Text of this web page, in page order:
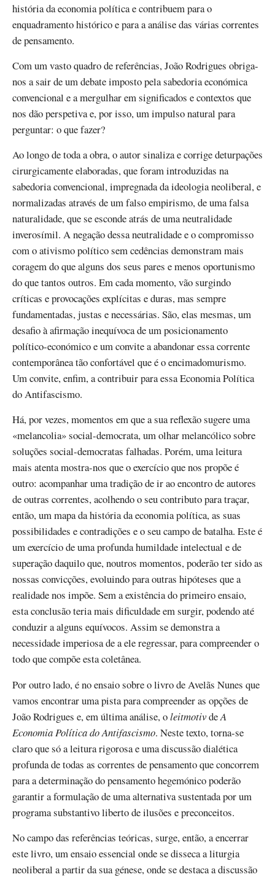
história da economia política e contribuem para o
enquadramento histórico e para a análise das várias correntes
de pensamento.
Com um vasto quadro de referências, João Rodrigues obriga-
nos a sair de um debate imposto pela sabedoria económica
convencional e a mergulhar em significados e contextos que
nos dão perspetiva e, por isso, um impulso natural para
perguntar: o que fazer?
Ao longo de toda a obra, o autor sinaliza e corrige deturpações
cirurgicamente elaboradas, que foram introduzidas na
sabedoria convencional, impregnada da ideologia neoliberal, e
normalizadas através de um falso empirismo, de uma falsa
naturalidade, que se esconde atrás de uma neutralidade
inverosímil. A negação dessa neutralidade e o compromisso
com o ativismo político sem cedências demonstram mais
coragem do que alguns dos seus pares e menos oportunismo
do que tantos outros. Em cada momento, vão surgindo
críticas e provocações explícitas e duras, mas sempre
fundamentadas, justas e necessárias. São, elas mesmas, um
desafio à afirmação inequívoca de um posicionamento
político-económico e um convite a abandonar essa corrente
contemporânea tão confortável que é o encimadomurismo.
Um convite, enfim, a contribuir para essa Economia Política
do Antifascismo.
Há, por vezes, momentos em que a sua reflexão sugere uma
«melancolia» social-democrata, um olhar melancólico sobre
soluções social-democratas falhadas. Porém, uma leitura
mais atenta mostra-nos que o exercício que nos propõe é
outro: acompanhar uma tradição de ir ao encontro de autores
de outras correntes, acolhendo o seu contributo para traçar,
então, um mapa da história da economia política, as suas
possibilidades e contradições e o seu campo de batalha. Este é
um exercício de uma profunda humildade intelectual e de
superação daquilo que, noutros momentos, poderão ter sido as
nossas convicções, evoluindo para outras hipóteses que a
realidade nos impõe. Sem a existência do primeiro ensaio,
esta conclusão teria mais dificuldade em surgir, podendo até
conduzir a alguns equívocos. Assim se demonstra a
necessidade imperiosa de a ele regressar, para compreender o
todo que compõe esta coletânea.
Por outro lado, é no ensaio sobre o livro de Avelãs Nunes que
vamos encontrar uma pista para compreender as opções de
João Rodrigues e, em última análise, oleitmotivdeA
Economia Política do Antifascismo. Neste texto, torna-se
claro que só a leitura rigorosa e uma discussão dialética
profunda de todas as correntes de pensamento que concorrem
para a determinação do pensamento hegemónico poderão
garantir a formulação de uma alternativa sustentada por um
programa substantivo liberto de ilusões e preconceitos.
No campo das referências teóricas, surge, então, a encerrar
este livro, um ensaio essencial onde se disseca a liturgia
neoliberal a partir da sua génese, onde se destaca a discussão